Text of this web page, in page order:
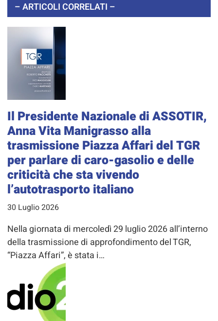
– ARTICOLI CORRELATI –
Il Presidente Nazionale di ASSOTIR,
Anna Vita Manigrasso alla
trasmissione Piazza Affari del TGR
per parlare di caro-gasolio e delle
criticità che sta vivendo
l’autotrasporto italiano
30 Luglio 2026
Nella giornata di mercoledì 29 luglio 2026 all’interno
della trasmissione di approfondimento del TGR,
“Piazza Affari”, è stata i…